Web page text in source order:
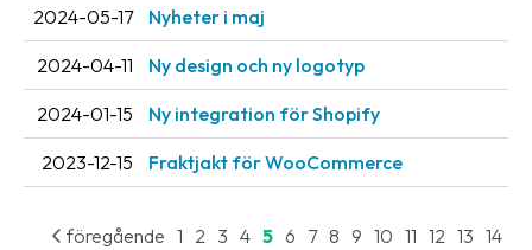
2024-05-17 Nyheter i maj
2024-04-11 Ny design och ny logotyp
2024-01-15 Ny integration för Shopify
2023-12-15 Fraktjakt för WooCommerce
föregående 1 2 3 4 5 6 7 8 9 10 11 12 13 14